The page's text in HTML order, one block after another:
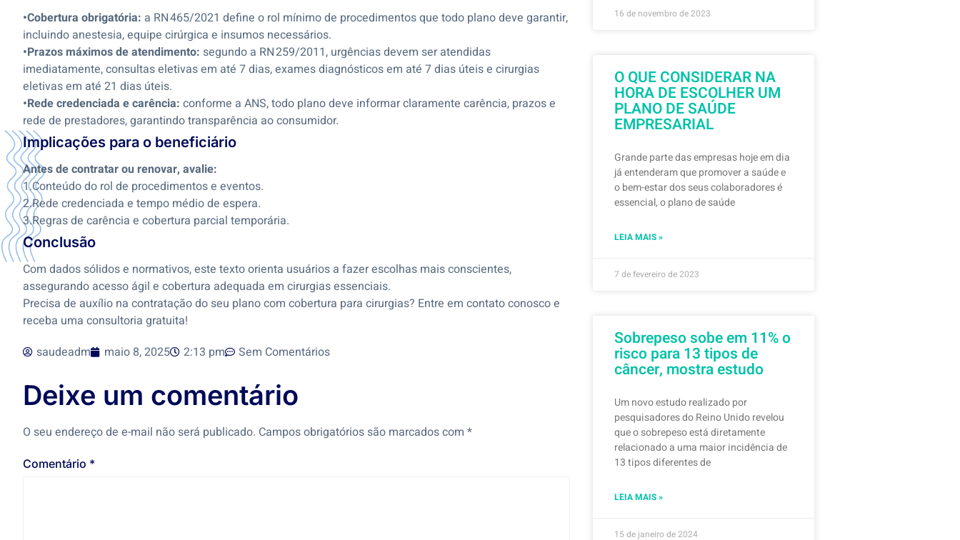
•Cobertura obrigatória: a RN 465/2021 define o rol mínimo de procedimentos que todo plano deve garantir,
incluindo anestesia, equipe cirúrgica e insumos necessários.
•Prazos máximos de atendimento: segundo a RN 259/2011, urgências devem ser atendidas
imediatamente, consultas eletivas em até 7 dias, exames diagnósticos em até 7 dias úteis e cirurgias
eletivas em até 21 dias úteis.
•Rede credenciada e carência: conforme a ANS, todo plano deve informar claramente carência, prazos e
rede de prestadores, garantindo transparência ao consumidor.
Implicações para o beneficiário
Antes de contratar ou renovar, avalie:
1.Conteúdo do rol de procedimentos e eventos.
2.Rede credenciada e tempo médio de espera.
3.Regras de carência e cobertura parcial temporária.
Conclusão
Com dados sólidos e normativos, este texto orienta usuários a fazer escolhas mais conscientes,
assegurando acesso ágil e cobertura adequada em cirurgias essenciais.
Precisa de auxílio na contratação do seu plano com cobertura para cirurgias? Entre em contato conosco e
receba uma consultoria gratuita!
saudeadm
maio 8, 2025 2:13 pm Sem Comentários
Deixe um comentário
O seu endereço de e-mail não será publicado. Campos obrigatórios são marcados com *
Comentário *
16 de novembro de 2023
O QUE CONSIDERAR NA
HORA DE ESCOLHER UM
PLANO DE SAÚDE
EMPRESARIAL
Grande parte das empresas hoje em dia
já entenderam que promover a saúde e
o bem-estar dos seus colaboradores é
essencial, o plano de saúde
LEIA MAIS »
7 de fevereiro de 2023
Sobrepeso sobe em 11% o
risco para 13 tipos de
câncer, mostra estudo
Um novo estudo realizado por
pesquisadores do Reino Unido revelou
que o sobrepeso está diretamente
relacionado a uma maior incidência de
13 tipos diferentes de
LEIA MAIS »
15 de janeiro de 2024